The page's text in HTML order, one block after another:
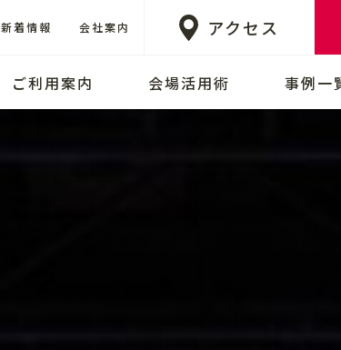
新着情報 会社案内 アクセス
ご利用案内 会場活用術 事例一